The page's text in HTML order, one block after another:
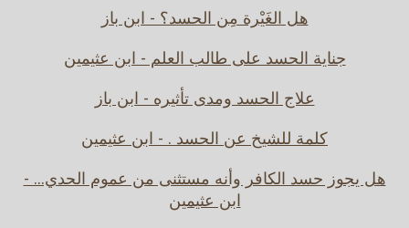
هل الغَيْرة مِن الحسد؟ - ابن باز
جناية الحسد على طالب العلم - ابن عثيمين
علاج الحسد ومدى تأثيره - ابن باز
كلمة للشيخ عن الحسد . - ابن عثيمين
هل يجوز حسد الكافر وأنه مستثنى من عموم الحدي... -
ابن عثيمين